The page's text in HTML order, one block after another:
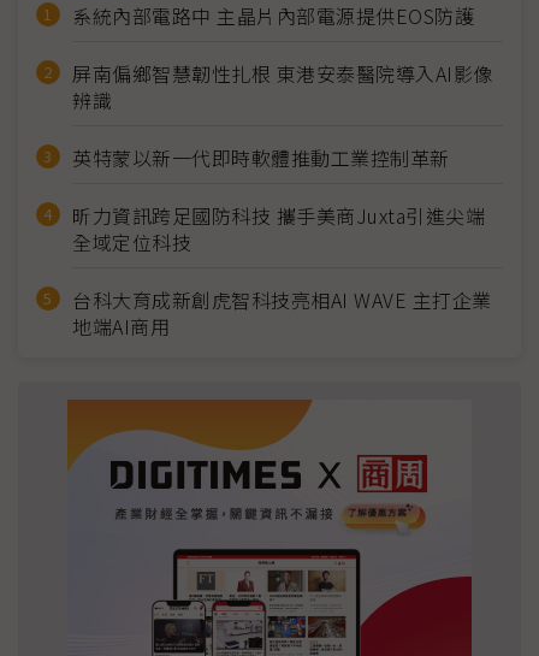
系統內部電路中 主晶片內部電源提供EOS防護
屏南偏鄉智慧韌性扎根 東港安泰醫院導入AI影像
辨識
英特蒙以新一代即時軟體推動工業控制革新
昕力資訊跨足國防科技 攜手美商Juxta引進尖端
全域定位科技
台科大育成新創虎智科技亮相AI WAVE 主打企業
地端AI商用